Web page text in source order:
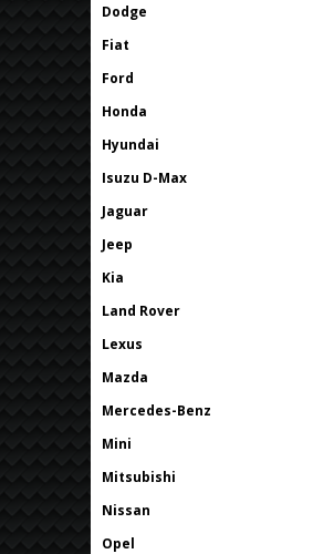
Dodge
Fiat
Ford
Honda
Hyundai
Isuzu D-Max
Jaguar
Jeep
Kia
Land Rover
Lexus
Mazda
Mercedes-Benz
Mini
Mitsubishi
Nissan
Opel